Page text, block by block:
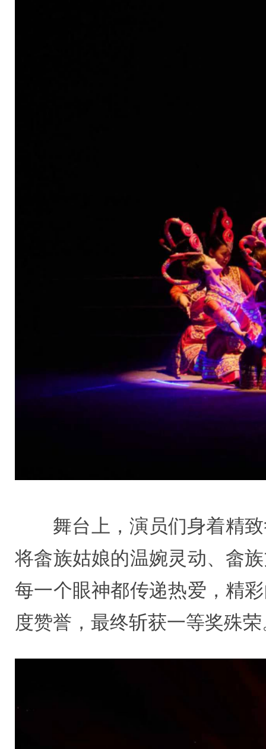
舞台上，演员们身着精
将畲族姑娘的温婉灵动、畲
每一个眼神都传递热爱，精
度赞誉，最终斩获一等奖殊